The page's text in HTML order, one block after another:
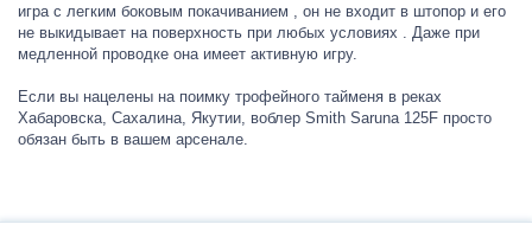
игра с легким боковым покачиванием , он не входит в штопор и его
не выкидывает на поверхность при любых условиях . Даже при
медленной проводке она имеет активную игру.
Если вы нацелены на поимку трофейного тайменя в реках
Хабаровска, Сахалина, Якутии, воблер Smith Saruna 125F просто
обязан быть в вашем арсенале.